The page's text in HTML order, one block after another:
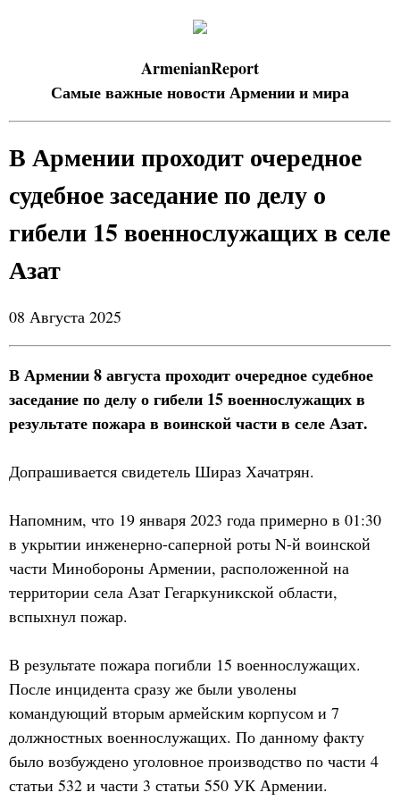
ArmenianReport
Самые важные новости Армении и мира
В Армении проходит очередное
судебное заседание по делу о
гибели 15 военнослужащих в селе
Азат
08 Августа 2025
В Армении 8 августа проходит очередное судебное
заседание по делу о гибели 15 военнослужащих в
результате пожара в воинской части в селе Азат.
Допрашивается свидетель Шираз Хачатрян.
Напомним, что 19 января 2023 года примерно в 01:30
в укрытии инженерно-саперной роты N-й воинской
части Минобороны Армении, расположенной на
территории села Азат Гегаркуникской области,
вспыхнул пожар.
В результате пожара погибли 15 военнослужащих.
После инцидента сразу же были уволены
командующий вторым армейским корпусом и 7
должностных военнослужащих. По данному факту
было возбуждено уголовное производство по части 4
статьи 532 и части 3 статьи 550 УК Армении.